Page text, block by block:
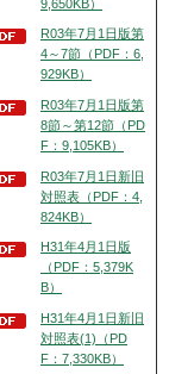
9,650KB）
R03年7月1日版第
4～7節（PDF：6,
929KB）
R03年7月1日版第
8節～第12節（PD
F：9,105KB）
R03年7月1日新旧
対照表（PDF：4,
824KB）
H31年4月1日版
（PDF：5,379K
B）
H31年4月1日新旧
対照表(1)（PD
F：7,330KB）